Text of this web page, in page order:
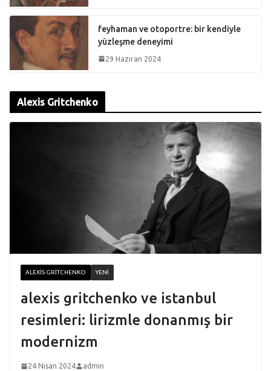
feyhaman ve otoportre: bir kendiyle
yüzleşme deneyimi
29 Haziran 2024
Alexis Gritchenko
ALEXIS GRITCHENKO YENI
alexis gritchenko ve istanbul
resimleri: lirizmle donanmış bir
modernizm
24 Nisan 2024 admin